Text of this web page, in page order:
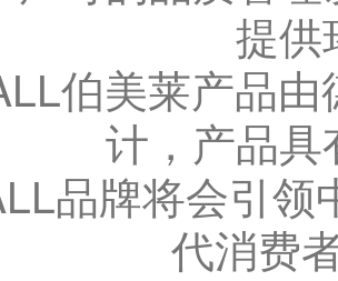
提供
伯美莱产品
计，产品
品牌将会引
代消费